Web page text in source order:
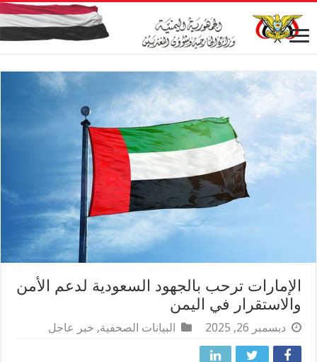
الإمارات ترحب بالجهود السعودية لدعم الأمن
والاستقرار في اليمن
ديسمبر 26, 2025 البيانات الصحفية, خبر عاجل